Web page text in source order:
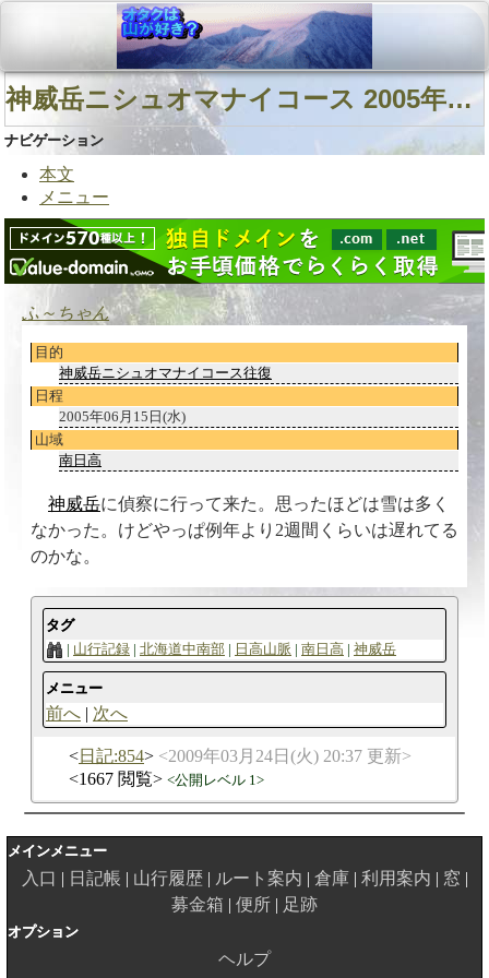
神威岳ニシュオマナイコース 2005年06月15日(水)
ナビゲーション
本文
メニュー
ふ～ちゃん
目的
神威岳ニシュオマナイコース往復
日程
2005年06月15日(水)
山域
南日高
神威岳に偵察に行って来た。思ったほどは雪は多く
なかった。けどやっぱ例年より2週間くらいは遅れてる
のかな。
タグ
山行記録 北海道中南部 日高山脈 南日高 神威岳
メニュー
前へ 次へ
日記:854
2009年03月24日(火) 20:37 更新
1667 閲覧
公開レベル 1
メインメニュー
入口 日記帳 山行履歴 ルート案内 倉庫 利用案内
窓
募金箱
便所 足跡
オプション
ヘルプ